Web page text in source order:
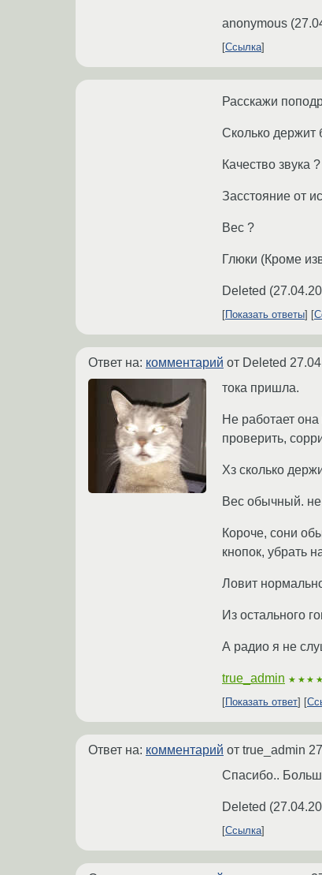
anonymous (
Ссылка
Расскажи
Сколько держит
Качество звука ?
Засстояние от
Вес ?
Глюки (Кроме
Deleted (
Показать ответы
Ответ на: комментарий от Deleted
тока пришла.
Не работает
проверить,
Хз сколько
Вес обычный.
Короче, сони
кнопок, убрать
Ловит
Из остального
А радио я не
true_admin
Показать ответ
Ответ на: комментарий от true_admin
Спасибо..
Deleted (
Ссылка